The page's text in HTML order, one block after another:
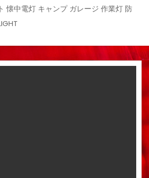
懐中電灯 キャンプ ガレージ 作業灯 防